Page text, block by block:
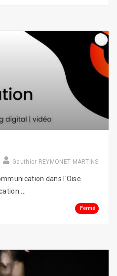
Gauthier REYMONET MARTINS
dans l'Oise
...
Fermé